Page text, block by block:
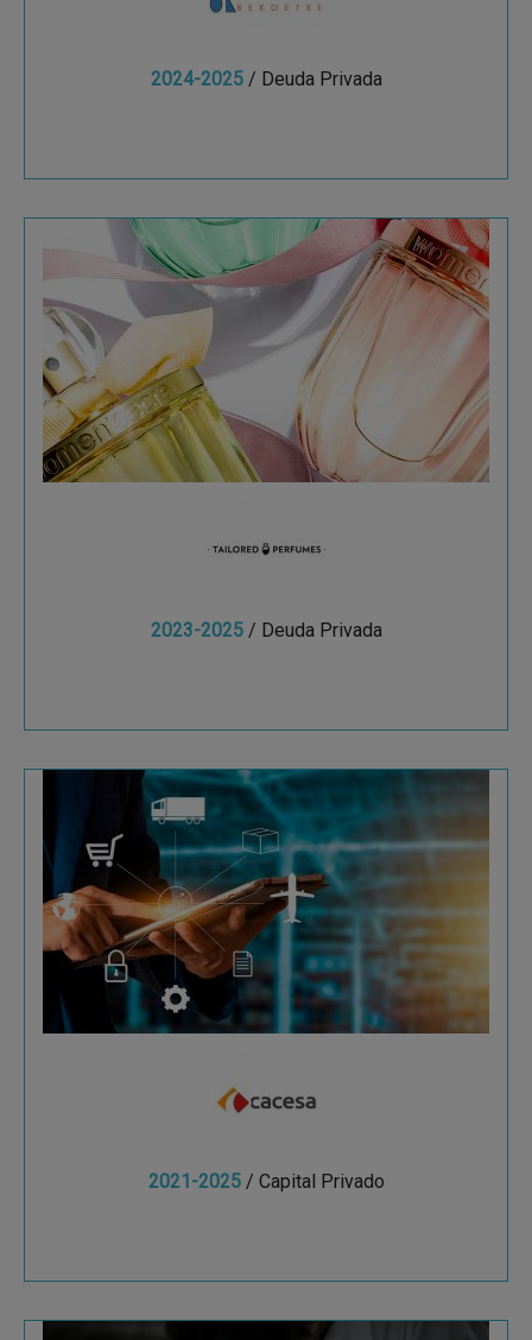
2024-2025/ Deuda Privada
2023-2025/ Deuda Privada
Tailored Perfumes
La empresa para perfumes de adulto presente
en más de 75 países.
2021-2025/ Capital Privado
Cacesa
Presente en 6 aeropuertos españoles donde
presta servicios de e-commerce y de cargo y en
2 aeropuertos europeos.
Ver más